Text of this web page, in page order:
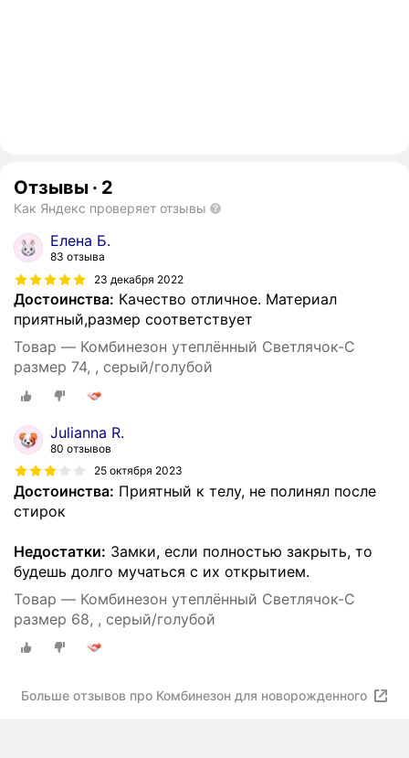
Отзывы · 2
Как Яндекс проверяет отзывы
Елена Б.
83 отзыва
23 декабря 2022
Достоинства: Качество отличное. Материал
приятный,размер соответствует
Товар — Комбинезон утеплённый Светлячок-С
размер 74, , серый/голубой
Julianna R.
80 отзывов
25 октября 2023
Достоинства: Приятный к телу, не полинял после
стирок
Недостатки: Замки, если полностью закрыть, то
будешь долго мучаться с их открытием.
Товар — Комбинезон утеплённый Светлячок-С
размер 68, , серый/голубой
Больше отзывов про Комбинезон для новорожденного